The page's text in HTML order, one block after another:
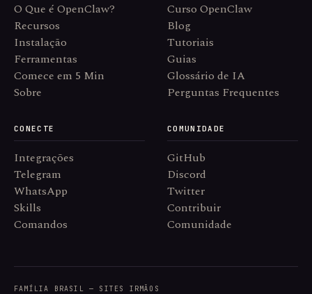
O Que é OpenClaw?
Recursos
Instalação
Ferramentas
Comece em 5 Min
Sobre
Curso OpenClaw
Blog
Tutoriais
Guias
Glossário de IA
Perguntas Frequentes
CONECTE
Integrações
Telegram
WhatsApp
Skills
Comandos
COMUNIDADE
GitHub
Discord
Twitter
Contribuir
Comunidade
FAMÍLIA BRASIL — SITES IRMÃOS